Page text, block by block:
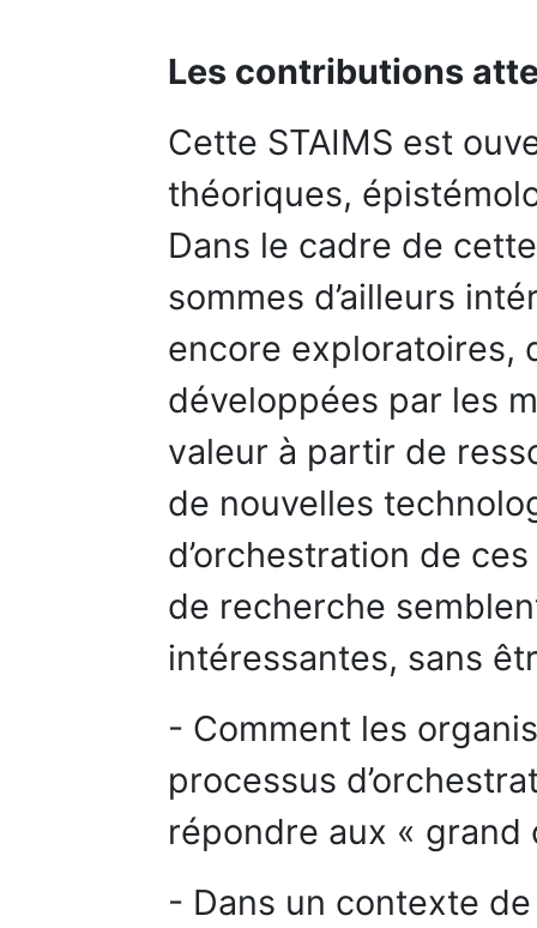
Les contributions
Cette STAIMS est
théoriques,
Dans le cadre de
sommes d’ailleurs
encore exploratoires,
développées par les
valeur à partir de
de nouvelles
d’orchestration de
de recherche
intéressantes, sans
- Comment les
processus
répondre aux « grand
- Dans un contexte